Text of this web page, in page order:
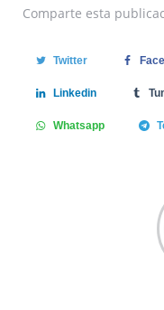
Comparte esta
Twitter
Linkedin
Whatsapp